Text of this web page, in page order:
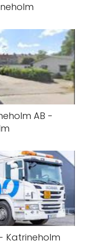
AB -
Katrineholm